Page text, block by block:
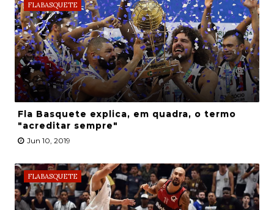
FLABASQUETE
Fla Basquete explica, em quadra, o termo
"acreditar sempre"
Jun 10, 2019
FLABASQUETE